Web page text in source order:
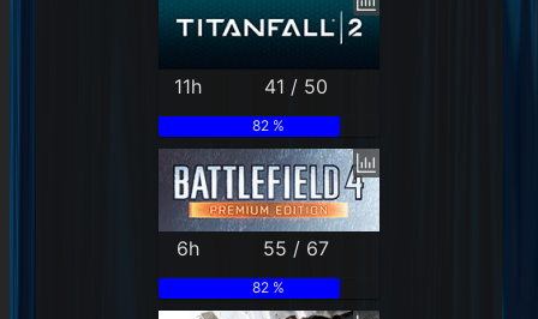
11h 41 / 50
82 %
6h 55 / 67
82 %